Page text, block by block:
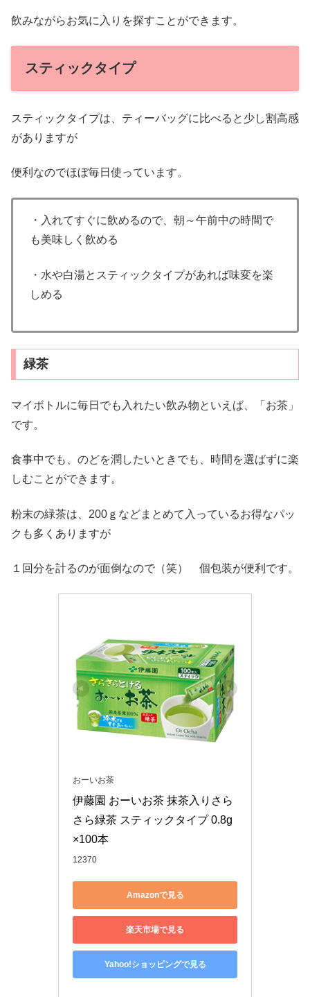
飲みながらお気に入りを探すことができます。
スティックタイプ
スティックタイプは、ティーバッグに比べると少し割高感
がありますが
便利なのでほぼ毎日使っています。
・入れてすぐに飲めるので、朝～午前中の時間で
も美味しく飲める
・水や白湯とスティックタイプがあれば味変を楽
しめる
緑茶
マイボトルに毎日でも入れたい飲み物といえば、「お茶」
です。
食事中でも、のどを潤したいときでも、時間を選ばずに楽
しむことができます。
粉末の緑茶は、200ｇなどまとめて入っているお得なパッ
クも多くありますが
１回分を計るのが面倒なので（笑） 個包装が便利です。
おーいお茶
伊藤園 おーいお茶 抹茶入りさら
さら緑茶 スティックタイプ 0.8g
×100本
12370
Amazonで見る
楽天市場で見る
Yahoo!ショッピングで見る